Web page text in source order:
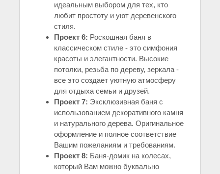
идеальным выбором для тех, кто
любит простоту и уют деревенского
стиля.
Проект 6: Роскошная баня в
классическом стиле - это симфония
красоты и элегантности. Высокие
потолки, резьба по дереву, зеркала -
все это создает уютную атмосферу
для отдыха семьи и друзей.
Проект 7: Эксклюзивная баня с
использованием декоративного камня
и натурального дерева. Оригинальное
оформление и полное соответствие
Вашим пожеланиям и требованиям.
Проект 8: Баня-домик на колесах,
который Вам можно буквально